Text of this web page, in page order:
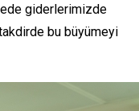
giderlerimizde
bu büyümeyi